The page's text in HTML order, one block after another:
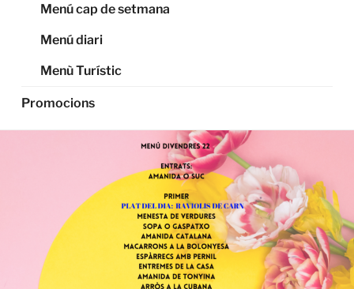
Menú cap de setmana
Menú diari
Menù Turístic
Promocions